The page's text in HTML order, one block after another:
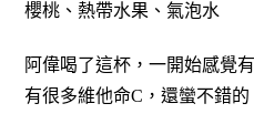
櫻桃、熱帶水果、氣泡水
阿偉喝了這杯，一開始感覺
有很多維他命C，還蠻不錯的